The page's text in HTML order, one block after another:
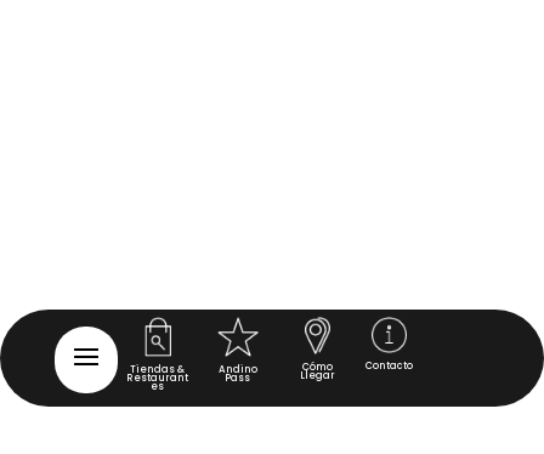
Tiendas &
Restaurant
es
Andino
Pass
Cómo
Llegar
Contacto